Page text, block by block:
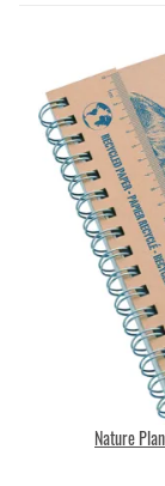
Nature